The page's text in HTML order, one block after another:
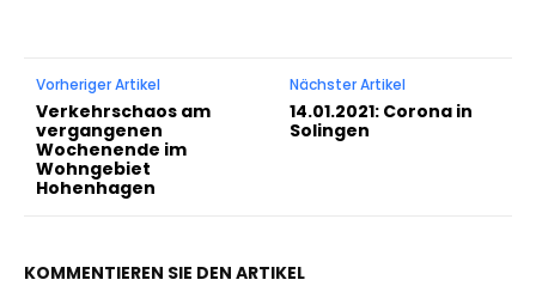
Vorheriger Artikel
Verkehrschaos am
vergangenen
Wochenende im
Wohngebiet
Hohenhagen
Nächster Artikel
14.01.2021: Corona in
Solingen
KOMMENTIEREN SIE DEN ARTIKEL